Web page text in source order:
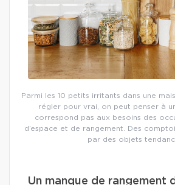
Parmi les 10 petits irritants dans une
régler pour vrai, on peut penser à
correspond pas aux besoins des
d’espace et de rangement. Des
par des objets
Un manque de rangement